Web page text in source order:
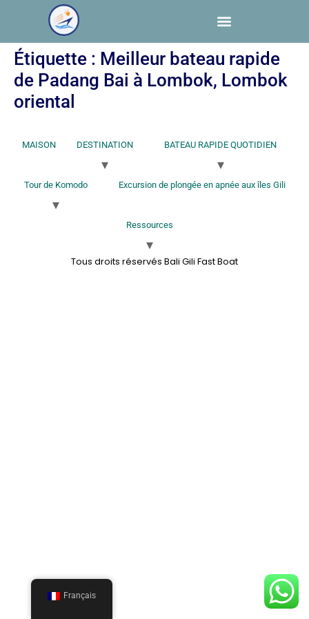
Étiquette : Meilleur bateau rapide
de Padang Bai à Lombok, Lombok
oriental
MAISON DESTINATION BATEAU RAPIDE QUOTIDIEN
Tour de Komodo Excursion de plongée en apnée aux îles Gili
Ressources
Tous droits réservés Bali Gili Fast Boat
Français